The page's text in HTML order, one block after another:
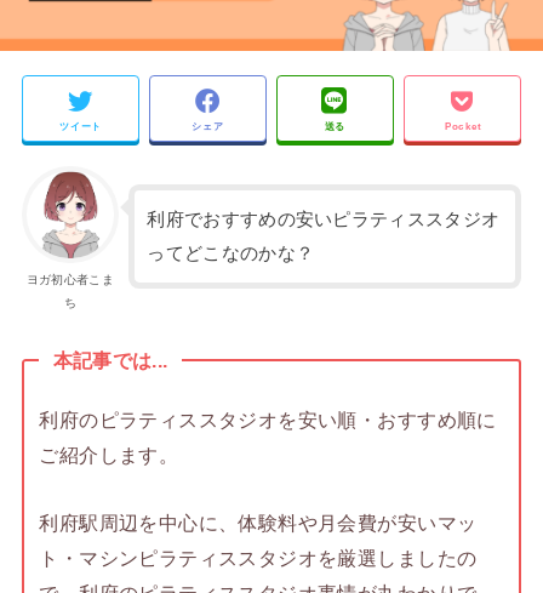
ツイート シェア 送る Pocket
ヨガ初心者こま
ち
利府でおすすめの安いピラティススタジオ
ってどこなのかな？
本記事では...
利府のピラティススタジオを安い順・おすすめ順に
ご紹介します。
利府駅周辺を中心に、体験料や月会費が安いマッ
ト・マシンピラティススタジオを厳選しましたの